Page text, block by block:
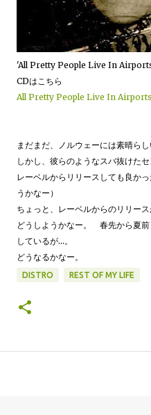
'All Pretty People Live In
CDはこちら
All Pretty People Live In Airports
まだまだ、ノルウェーには素晴ら
しかし、彼らのようなスバ抜けた
レーベルからリリースしても良か
うかなー）
ちょっと、レーベルからのリリー
どうしようかなー。 春先から夏
しているが…。
どうなるかなー。
DISTRO REST OF MY LIFE